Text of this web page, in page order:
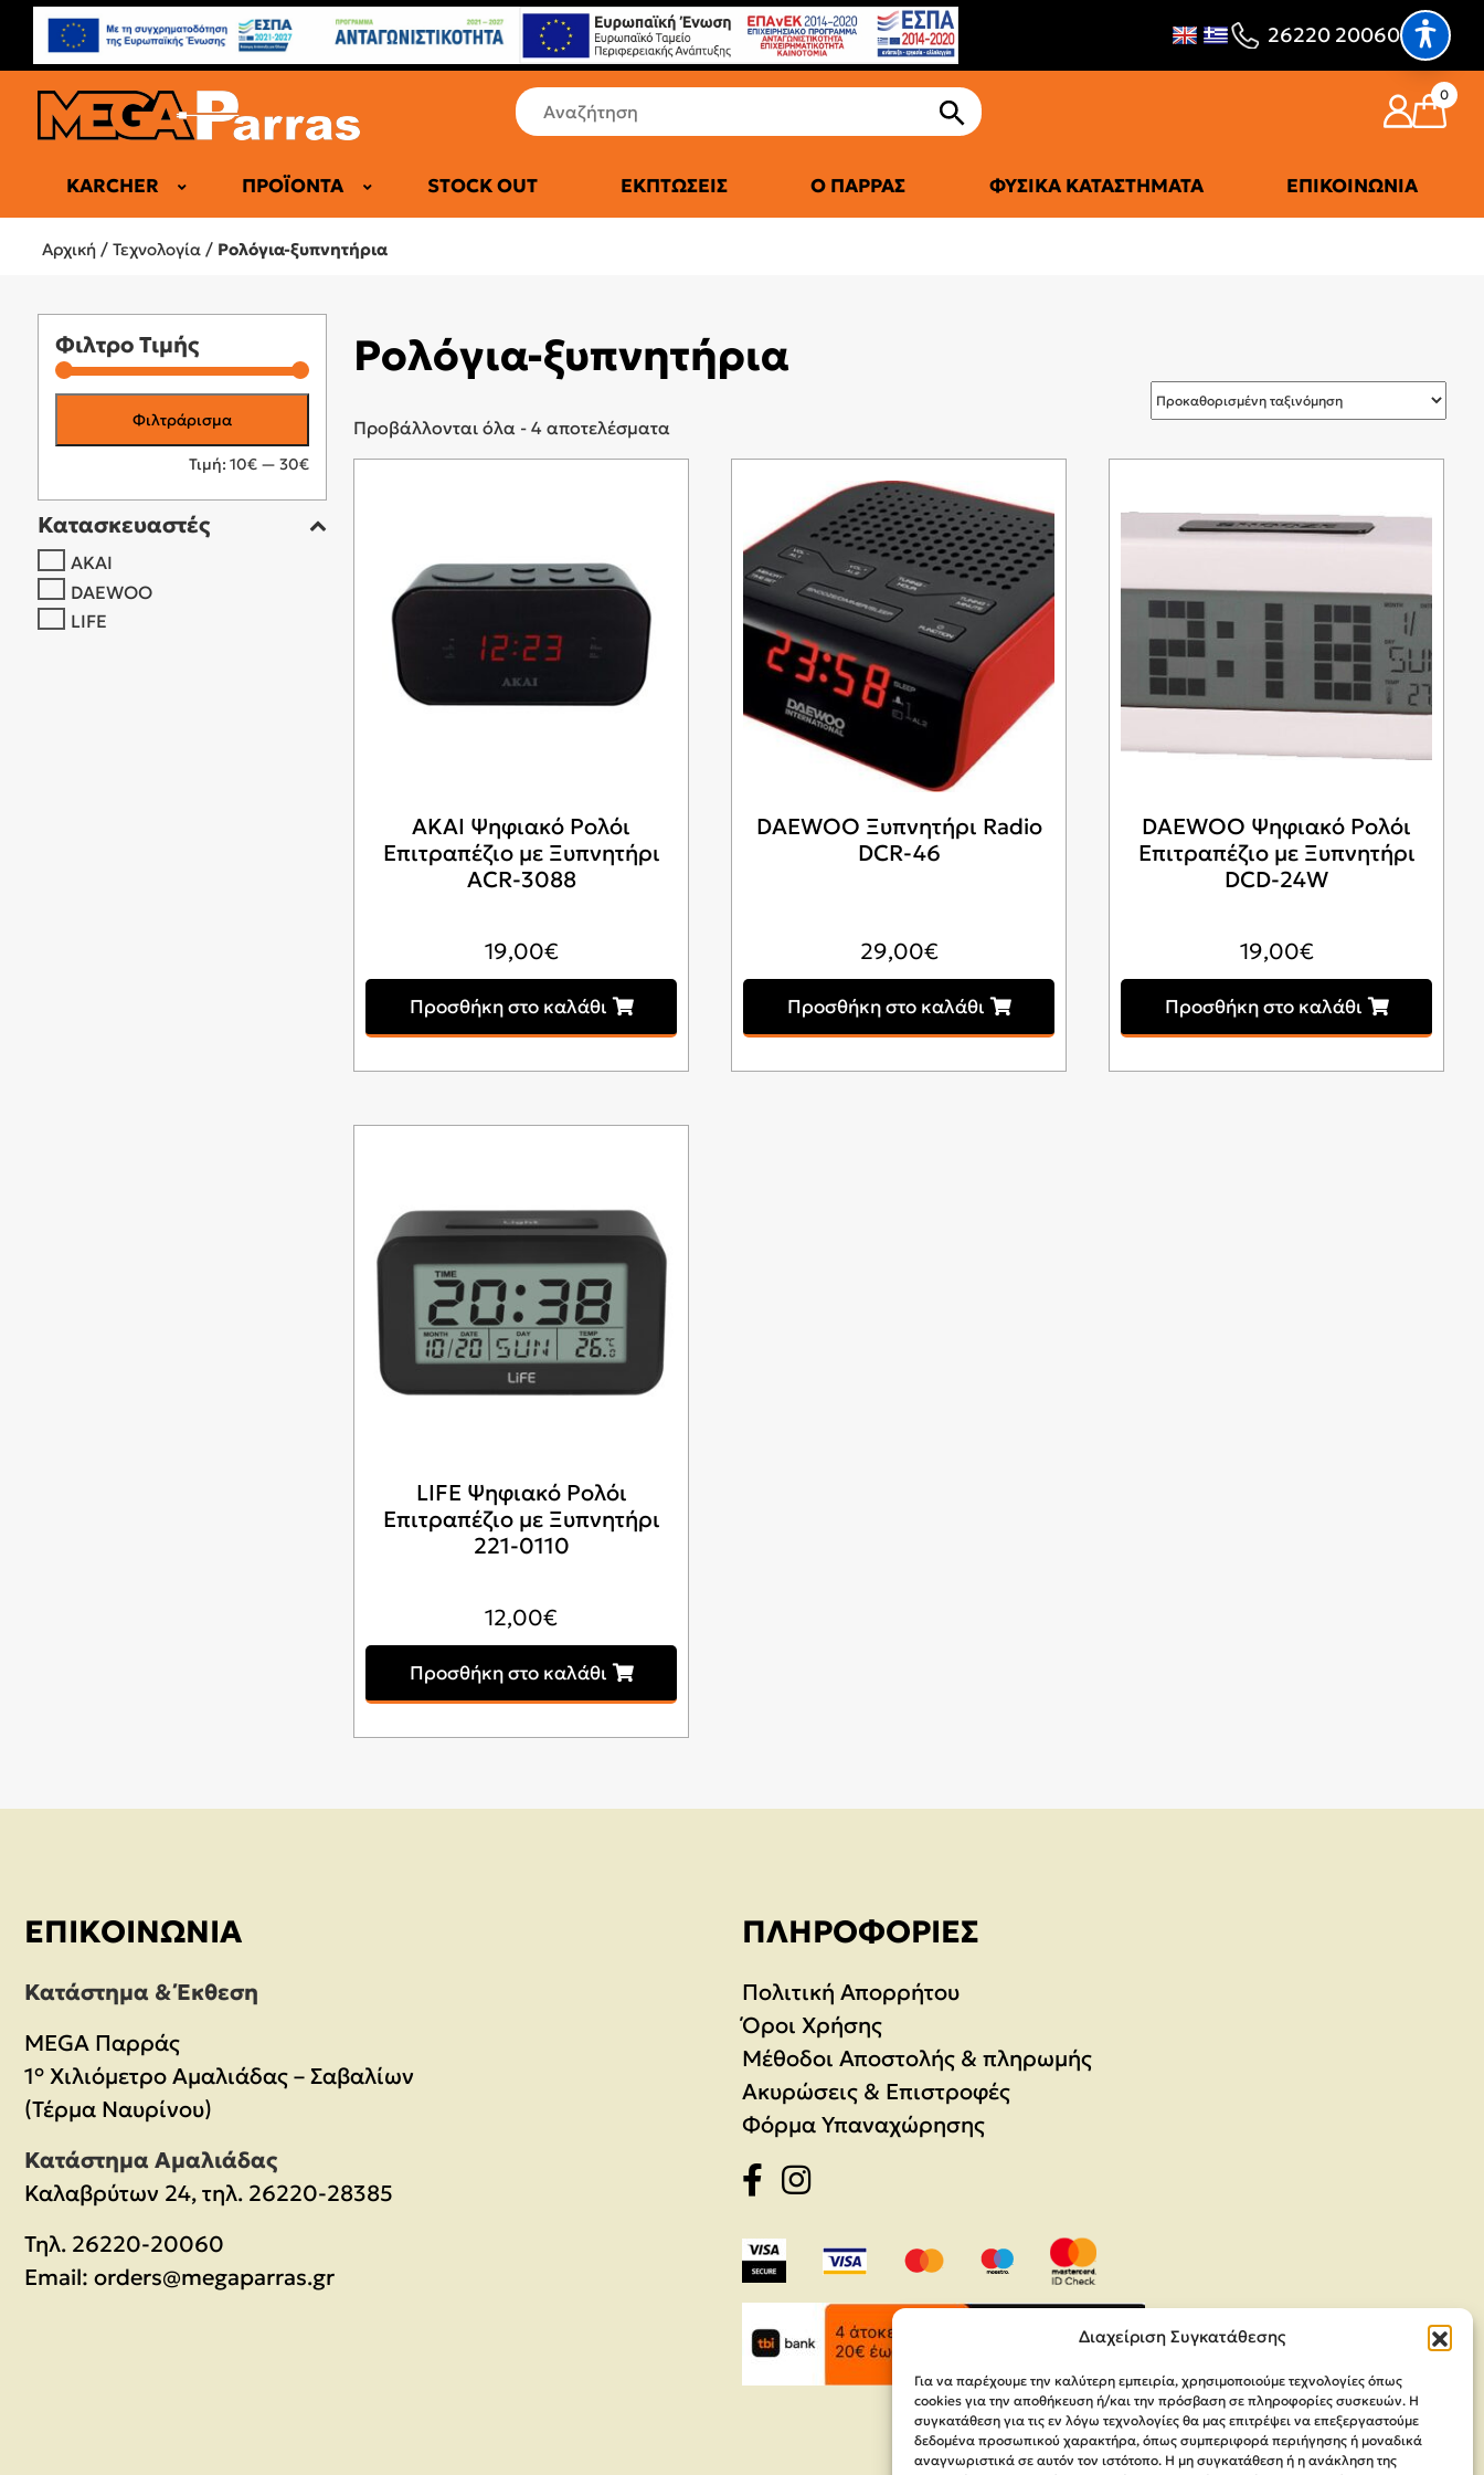
Διαχείριση Συγκατάθεσης
Για να παρέχουμε την καλύτερη εμπειρία, χρησιμοποιούμε τεχνολογίες όπως
cookies για την αποθήκευση ή/και την πρόσβαση σε πληροφορίες συσκευών. Η
συγκατάθεση για τις εν λόγω τεχνολογίες θα μας επιτρέψει να επεξεργαστούμε
δεδομένα προσωπικού χαρακτήρα, όπως συμπεριφορά περιήγησης ή μοναδικά
αναγνωριστικά σε αυτόν τον ιστότοπο. Η μη συγκατάθεση ή η ανάκληση της
26220 20060
0
KARCHER ΠΡΟΪΌΝΤΑ
ΗΛΕΚΤΡΙΚΆ ΠΑΤΊΝΙΑ
ΠΕΡΙΦΕΡΕΙΑΚΆ
SMARTWATCHES & ACTIVITY TRACHERS
STOCK OUT ΕΚΠΤΏΣΕΙΣ Ο ΠΑΡΡΆΣ ΦΥΣΙΚΆ ΚΑΤΑΣΤΉΜΑΤΑ ΕΠΙΚΟΙΝΩΝΊΑ
Αρχική / Τεχνολογία / Ρολόγια-ξυπνητήρια
Φιλτρο Τιμής
τιμή
τιμή
Φιλτράρισμα
Τιμή: 10€ — 30€
Κατασκευαστές
AKAI
DAEWOO
LIFE
Ρολόγια-ξυπνητήρια
Προβάλλονται όλα - 4 αποτελέσματα
AKAI Ψηφιακό Ρολόι
Επιτραπέζιο με Ξυπνητήρι
ACR-3088
19,00€
Προσθήκη στο καλάθι
DAEWOO Ξυπνητήρι Radio
DCR-46
29,00€
Προσθήκη στο καλάθι
DAEWOO Ψηφιακό Ρολόι
Επιτραπέζιο με Ξυπνητήρι
DCD-24W
19,00€
Προσθήκη στο καλάθι
LIFE Ψηφιακό Ρολόι
Επιτραπέζιο με Ξυπνητήρι
221-0110
12,00€
Προσθήκη στο καλάθι
ΕΠΙΚΟΙΝΩΝΊΑ
Κατάστημα & Έκθεση
MEGA Παρράς
1° Χιλιόμετρο Αμαλιάδας – Σαβαλίων
(Τέρμα Ναυρίνου)
Κατάστημα Αμαλιάδας
Καλαβρύτων 24, τηλ. 26220-28385
Τηλ. 26220-20060
Email: orders@megaparras.gr
ΠΛΗΡΟΦΟΡΊΕΣ
Πολιτική Απορρήτου
Όροι Χρήσης
Μέθοδοι Αποστολής & πληρωμής
Ακυρώσεις & Επιστροφές
Φόρμα Υπαναχώρησης